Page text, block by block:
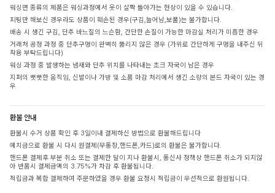
워싱면 종류의 제품은 워싱과정에서 옷이 살짝 돌아가는 현상이 있을 수 있습니다.
피팅만 해보신 경우라도 상품이 훼손된 경우(구김,늘어남,보풀)는 불가합니다.
배송 시 생긴 구김, 단추 바느질의 느슨함, 간단한 손질이 가능한 마감실 처리가 미흡한 경우
거래처 공정 과정 중 단추구멍이 완벽히 뚫리지 않은 경우 (가위로 간단하게 구멍을 내주신 뒤
착용 부탁드립니다)
워싱 과정 중 발생하는 냄새와 단추 위치를 나타내는 초크 자국이 남은 경우
지퍼의 뻣뻣한 움직임, 신발이나 가방 및 소품 마감 처리에서 생긴 소량의 본드 자국이 있는 경
우
환불 안내
환불시 수거 상품 확인 후 3일이내 결제하신 방법으로 환불해드립니다
예치금으로 환불 시 다시 원결제(무통장,핸드폰,카드)로의 환불은 불가합니다.
핸드폰 결제후 부분 취소 또는 결제한 달이 지나 환불시, 통신사 정책상 핸드폰 취소가 되지않
아 반품시 결제금액의 3.75%가 차감 후 환불됩니다.
적립금과 복합 결제하여 주문하였을 경우 환불 요청시 적립금이 우선적으로 환원됩니다.